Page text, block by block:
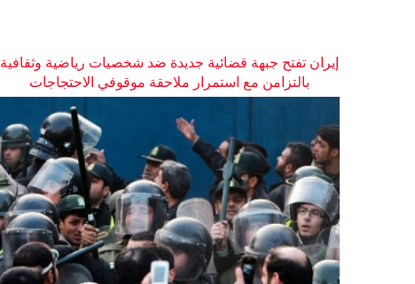
إيران تفتح جبهة قضائية جديدة ضد شخصيات رياضية وثقافية
بالتزامن مع استمرار ملاحقة موقوفي الاحتجاجات